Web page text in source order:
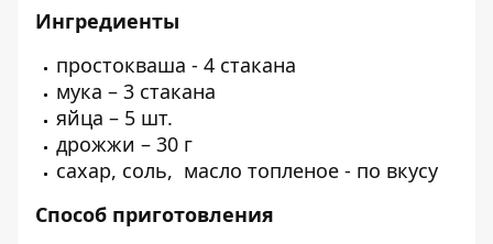
Ингредиенты
простокваша - 4 стакана
мука – 3 стакана
яйца – 5 шт.
дрожжи – 30 г
сахар, соль, масло топленое - по вкусу
Способ приготовления